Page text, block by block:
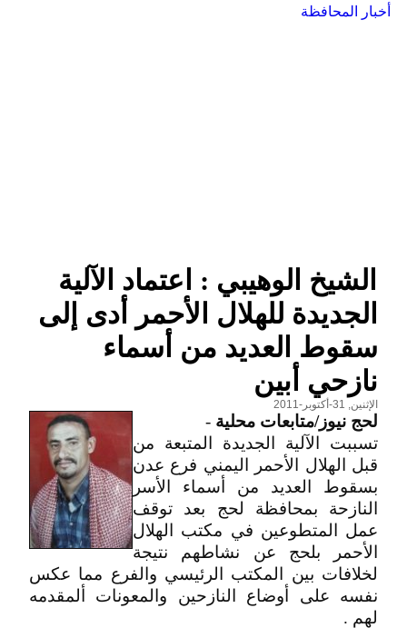
أخبار المحافظة
الشيخ الوهيبي : اعتماد الآلية
الجديدة للهلال الأحمر أدى إلى
سقوط العديد من أسماء
نازحي أبين
الإثنين, 31-أكتوبر-2011
لحج نيوز/متابعات محلية -
تسببت الآلية الجديدة المتبعة من
قبل الهلال الأحمر اليمني فرع عدن
بسقوط العديد من أسماء الأسر
النازحة بمحافظة لحج بعد توقف
عمل المتطوعين في مكتب الهلال
الأحمر بلحج عن نشاطهم نتيجة
لخلافات بين المكتب الرئيسي والفرع مما عكس
نفسه على أوضاع النازحين والمعونات ألمقدمه
لهم .